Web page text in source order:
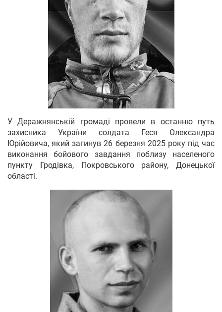
У Деражнянській громаді провели в останню путь
захисника України солдата Геся Олександра
Юрійовича, який загинув 26 березня 2025 року під час
виконання бойового завдання поблизу населеного
пункту Гродівка, Покровського району, Донецької
області.